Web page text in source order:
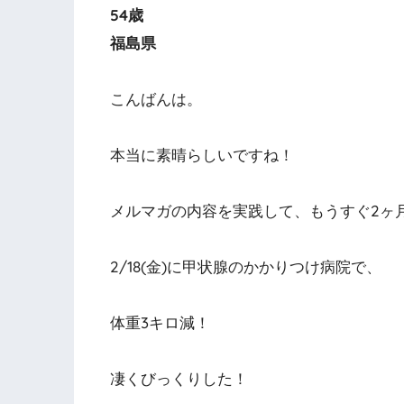
54歳
福島県
こんばんは。
本当に素晴らしいですね！
メルマガの内容を実践して、もうすぐ2ヶ
2/18(金)に甲状腺のかかりつけ病院で、
体重3キロ減！
凄くびっくりした！